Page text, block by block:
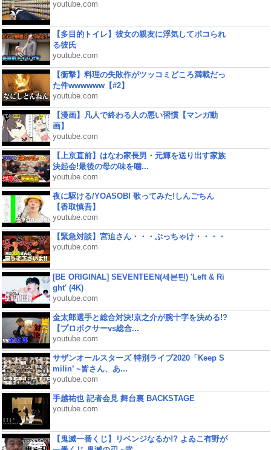
youtube.com
【多目的トイレ】彼女の親友に浮気してボコられ
る彼氏
youtube.com
【衝撃】料理の失敗作がツッコミどころ満載だっ
た件wwwwww【#2】
youtube.com
【漫画】凡人で終わる人の悪い習慣【マンガ動
画】
youtube.com
【上京直前】はなわ家長男・元輝を送り出す家族
決起会!最後の母の味を噛...
youtube.com
夜に駆ける/YOASOBI 歌ってみた!しんごちん
【香取慎吾】
youtube.com
【緊急対談】宮迫さん・・・ぶっちゃけ・・・・
youtube.com
[BE ORIGINAL] SEVENTEEN(세븐틴) 'Left & Ri
ght' (4K)
youtube.com
金太郎選手と総合対決!京之介が腕十字を決める!?
【プロボクサーvs総合...
youtube.com
サザンオールスターズ 特別ライブ2020「Keep S
milin’ ~皆さん、あ...
youtube.com
手越祐也 記者会見 舞台裏 BACKSTAGE
youtube.com
【鬼滅一番くじ】リベンジなるか!? よゐこ有野が